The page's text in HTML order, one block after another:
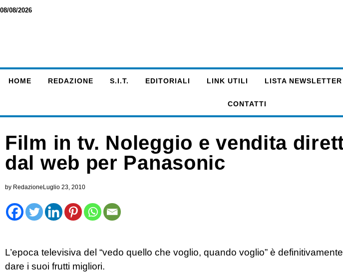
08/08/2026
HOME REDAZIONE S.I.T. EDITORIALI LINK UTILI LISTA
CONTATTI
Film in tv. Noleggio e vendita
dal web per Panasonic
by Redazione Luglio 23, 2010
L’epoca televisiva del “vedo quello che voglio, quando voglio” è
dare i suoi frutti migliori.